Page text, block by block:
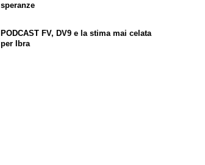
speranze
PODCAST FV, DV9 e la stima mai celata
per Ibra